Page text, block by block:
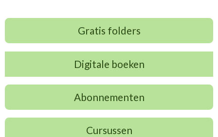
Gratis folders
Digitale boeken
Abonnementen
Cursussen